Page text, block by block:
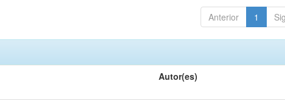
Anterior 1
Autor(es)